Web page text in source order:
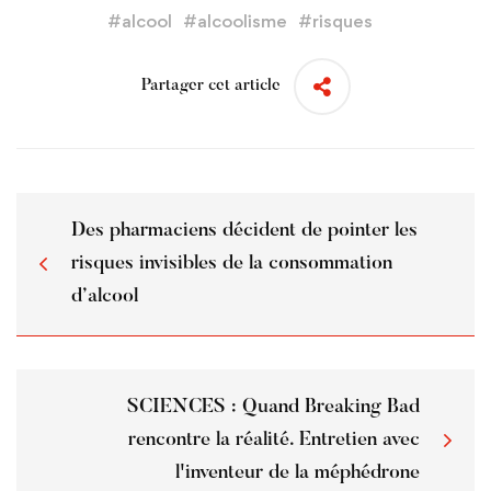
#alcool #alcoolisme #risques
Partager cet article
Des pharmaciens décident de pointer les
risques invisibles de la consommation
d’alcool
SCIENCES : Quand Breaking Bad
rencontre la réalité. Entretien avec
l'inventeur de la méphédrone